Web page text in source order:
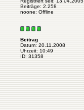
Beiträge: 2.258
noone: Offline
Beitrag
Datum: 20.11.2008
Uhrzeit: 10:49
ID: 31358